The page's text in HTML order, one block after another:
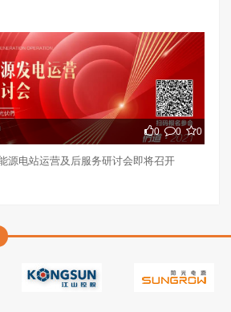
0 0 0
源电站运营及后服务研讨会即将召开